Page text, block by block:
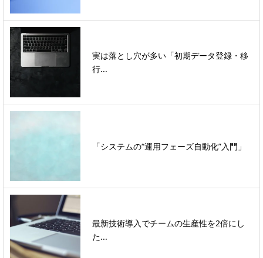
実は落とし穴が多い「初期データ登録・移
行...
「システムの“運用フェーズ自動化”入門」
最新技術導入でチームの生産性を2倍にし
た...